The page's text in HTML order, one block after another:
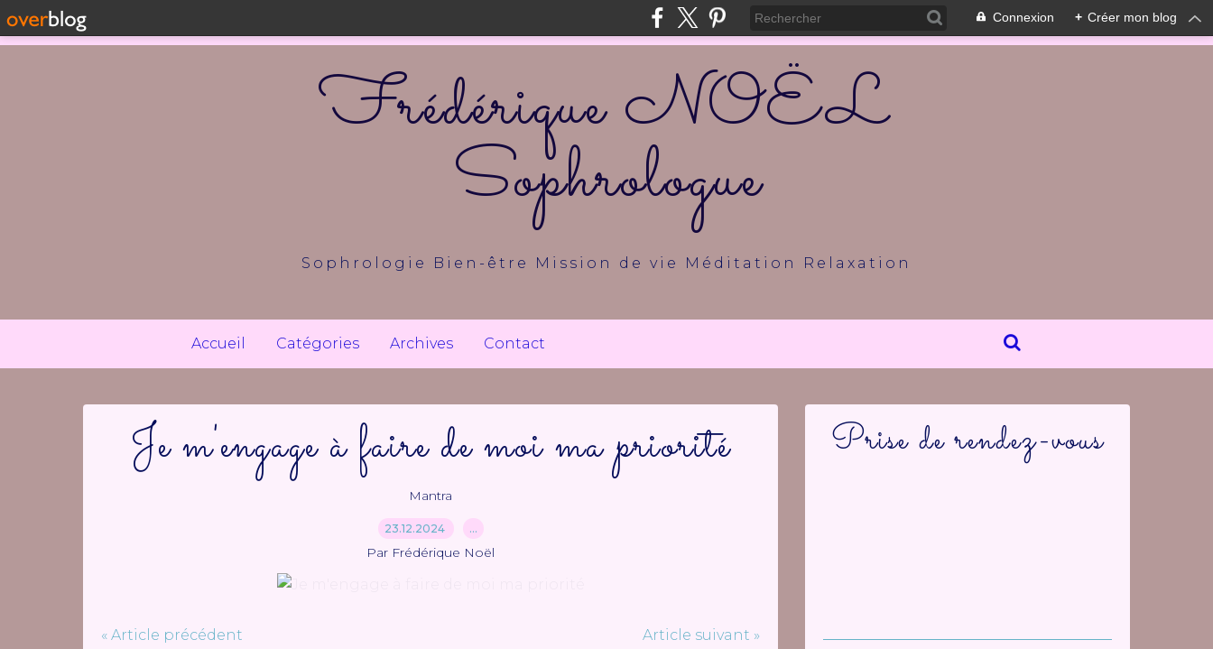
Connexion + Créer mon blog
Frédérique NOËL
Sophrologue
Sophrologie Bien-être Mission de vie Méditation Relaxation
Accueil Catégories Archives Contact
Je m'engage à faire de moi ma priorité
Mantra
23.12.2024 …
Par Frédérique Noël
« Article précédent Article suivant »
Prise de rendez-vous